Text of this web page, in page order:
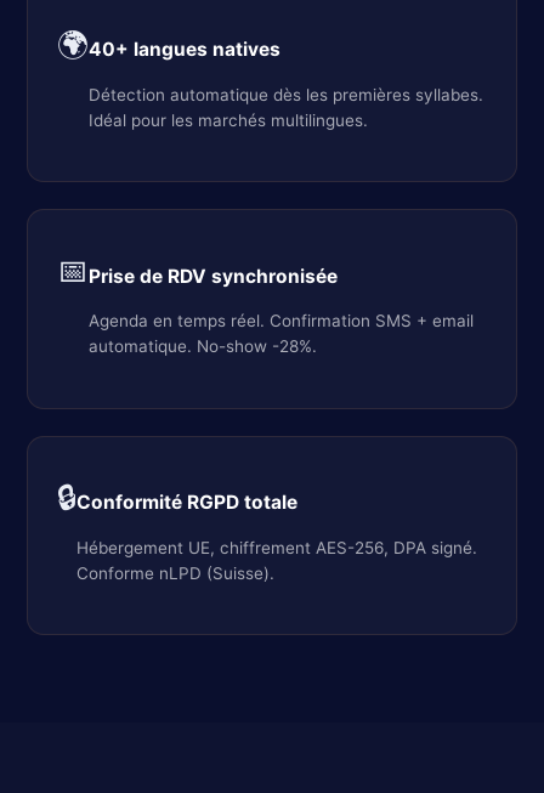
🌍40+ langues natives
Détection automatique dès les premières syllabes.
Idéal pour les marchés multilingues.
📅 Prise de RDV synchronisée
Agenda en temps réel. Confirmation SMS + email
automatique. No-show -28%.
🔒Conformité RGPD totale
Hébergement UE, chiffrement AES-256, DPA signé.
Conforme nLPD (Suisse).